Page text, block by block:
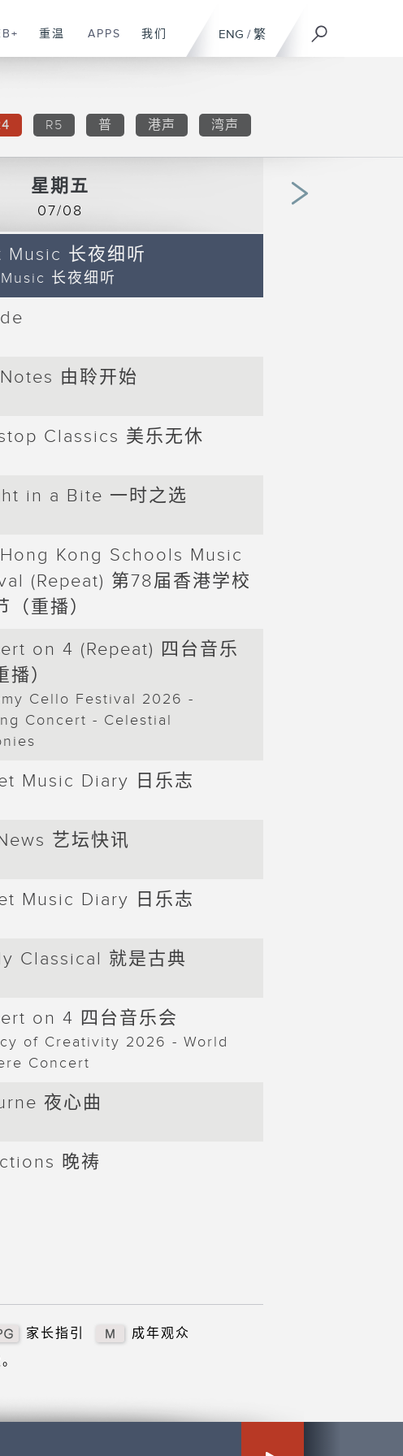
ENG / 繁
重温 APPS 我们
R5 普 港声 湾声
星期五
07/08
Music 长夜细听
长夜细听
由聆开始
Classics 美乐无休
in a Bite 一时之选
Kong Schools Music
(Repeat) 第78届香港学校
（重播）
on 4 (Repeat) 四台音乐
播）
Cello Festival 2026 -
Concert - Celestial
Music Diary 日乐志
艺坛快讯
Music Diary 日乐志
Classical 就是古典
on 4 四台音乐会
of Creativity 2026 - World
Concert
夜心曲
晚祷
家长指引
成年观众